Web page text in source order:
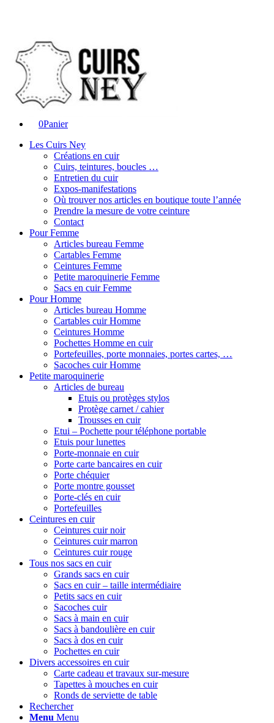
0Panier
Les Cuirs Ney
Créations en cuir
Cuirs, teintures, boucles …
Entretien du cuir
Expos-manifestations
Où trouver nos articles en boutique toute l’année
Prendre la mesure de votre ceinture
Contact
Pour Femme
Articles bureau Femme
Cartables Femme
Ceintures Femme
Petite maroquinerie Femme
Sacs en cuir Femme
Pour Homme
Articles bureau Homme
Cartables cuir Homme
Ceintures Homme
Pochettes Homme en cuir
Portefeuilles, porte monnaies, portes cartes, …
Sacoches cuir Homme
Petite maroquinerie
Articles de bureau
Etuis ou protèges stylos
Protège carnet / cahier
Trousses en cuir
Etui – Pochette pour téléphone portable
Etuis pour lunettes
Porte-monnaie en cuir
Porte carte bancaires en cuir
Porte chéquier
Porte montre gousset
Porte-clés en cuir
Portefeuilles
Ceintures en cuir
Ceintures cuir noir
Ceintures cuir marron
Ceintures cuir rouge
Tous nos sacs en cuir
Grands sacs en cuir
Sacs en cuir – taille intermédiaire
Petits sacs en cuir
Sacoches cuir
Sacs à main en cuir
Sacs à bandoulière en cuir
Sacs à dos en cuir
Pochettes en cuir
Divers accessoires en cuir
Carte cadeau et travaux sur-mesure
Tapettes à mouches en cuir
Ronds de serviette de table
Rechercher
Menu Menu